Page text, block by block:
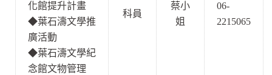
化館提升計畫
◆葉石濤文學推
廣活動
◆葉石濤文學紀
念館文物管理
科員
蔡小
姐
06-
2215065